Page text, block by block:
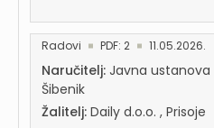
Radovi PDF: 2 11.05.2026.
Naručitelj: Javna ustanova
Šibenik
Žalitelj: Daily d.o.o. , Prisoje